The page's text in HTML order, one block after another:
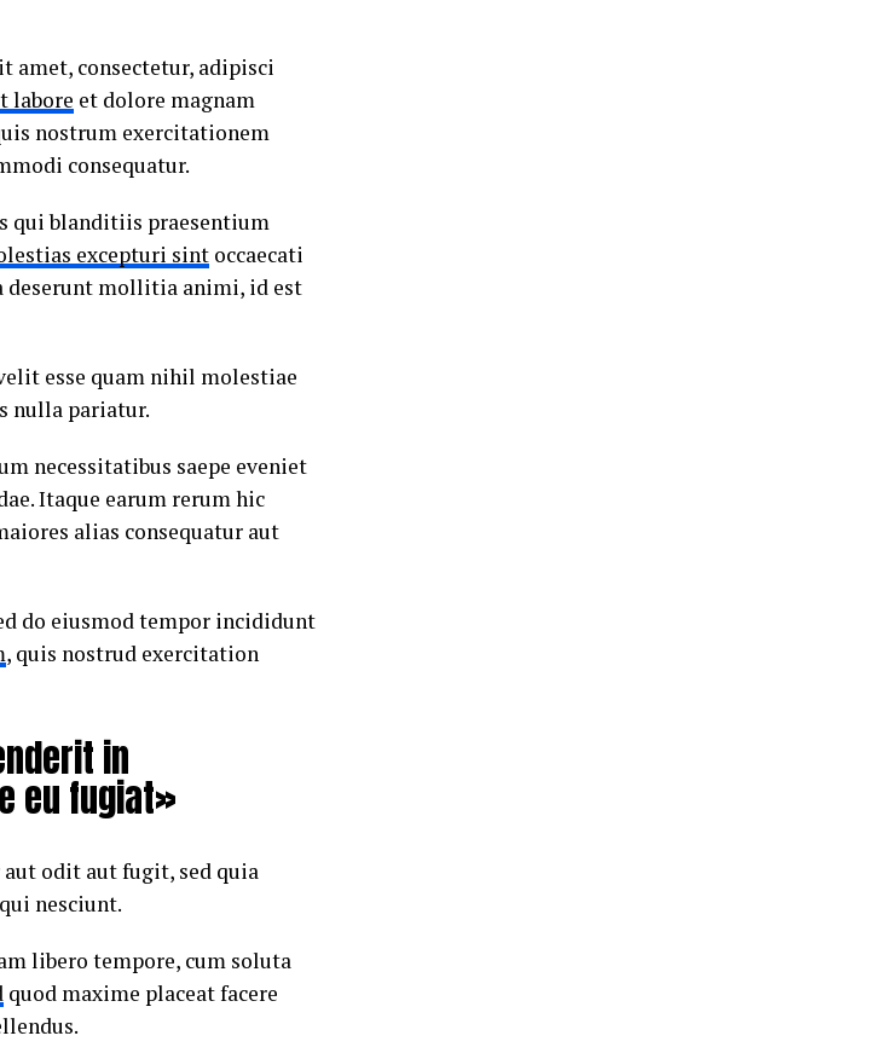
amet, consectetur, adipisci
labore et dolore magnam
nostrum exercitationem
consequatur.
qui blanditiis praesentium
excepturi sint occaecati
deserunt mollitia animi, id est
esse quam nihil molestiae
nulla pariatur.
necessitatibus saepe eveniet
Itaque earum rerum hic
alias consequatur aut
do eiusmod tempor incididunt
, quis nostrud exercitation
in
eu fugiat»
odit aut fugit, sed quia
nesciunt.
libero tempore, cum soluta
quod maxime placeat facere